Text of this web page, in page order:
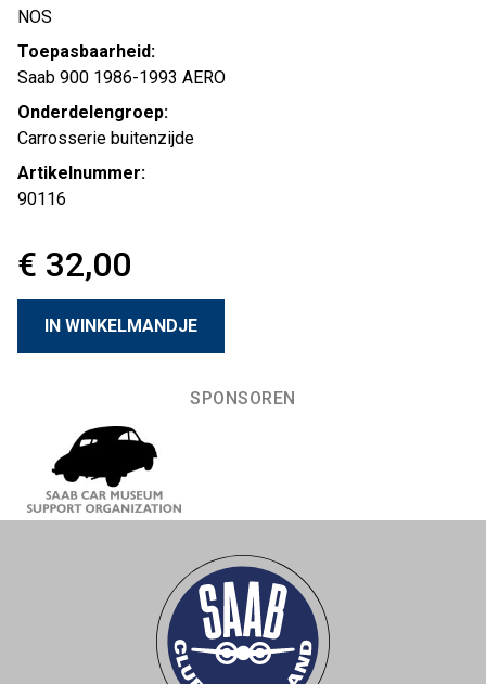
NOS
Toepasbaarheid:
Saab 900 1986-1993 AERO
Onderdelengroep:
Carrosserie buitenzijde
Artikelnummer:
90116
€ 32,00
SPONSOREN